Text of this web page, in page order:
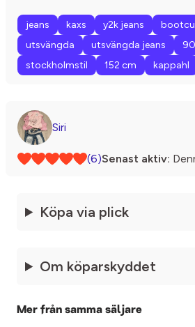
jeans kaxs y2k jeans
utsvängda
utsvängda jeans
stockholmstil
152 cm kappahl
Siri
(6)Senast aktiv:
Köpa via plick
Om köparskyddet
Mer från samma säljare